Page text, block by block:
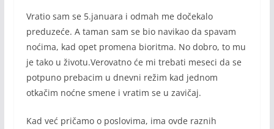
Vratio sam se 5.januara i odmah me dočekalo
preduzeće. A taman sam se bio navikao da spavam
noćima, kad opet promena bioritma. No dobro, to mu
je tako u životu.Verovatno će mi trebati meseci da se
potpuno prebacim u dnevni režim kad jednom
otkačim noćne smene i vratim se u zavičaj.
Kad već pričamo o poslovima, ima ovde raznih